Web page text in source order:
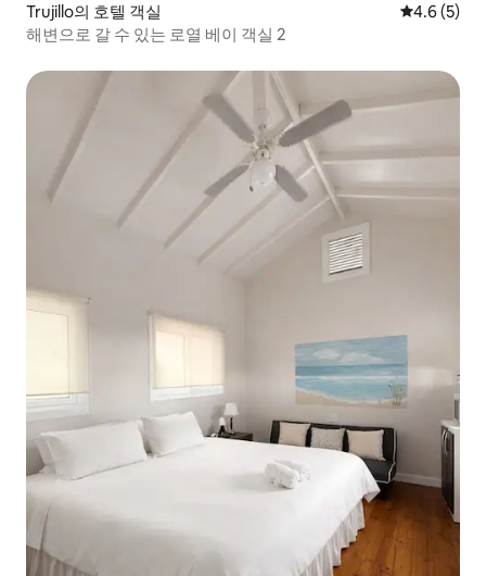
Trujillo의 호텔 객실 평점 4.6점
4.6 (5)
해변으로 갈 수 있는 로열 베이 객실 2